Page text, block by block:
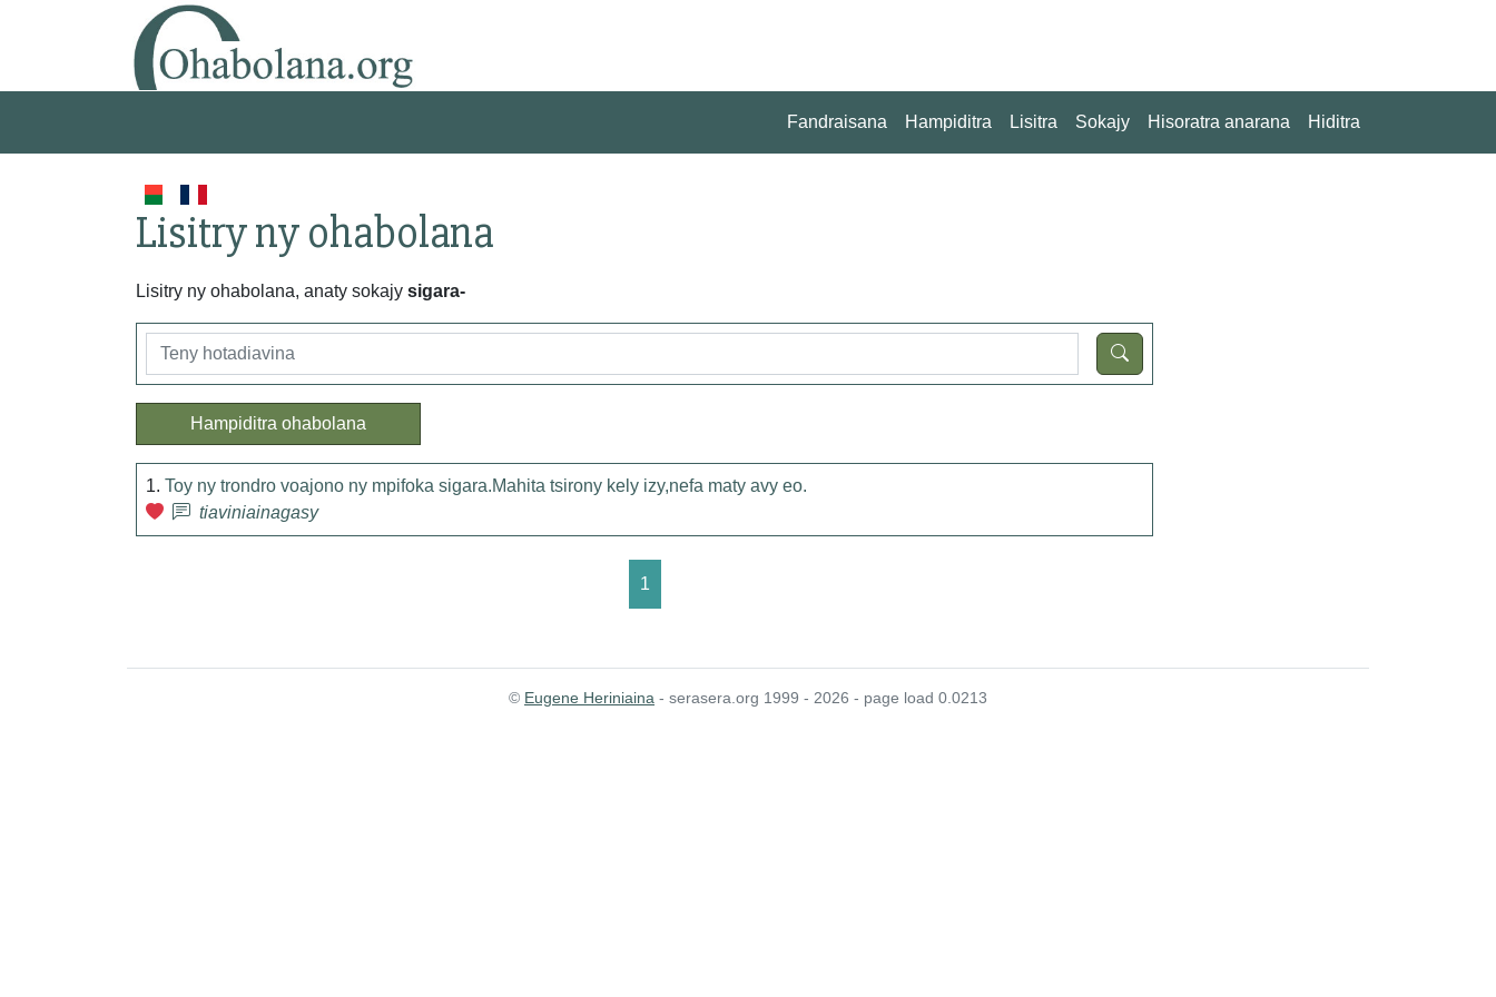
Fandraisana Hampiditra Lisitra Sokajy Hisoratra anarana Hiditra
Lisitry ny ohabolana
Lisitry ny ohabolana, anaty sokajy sigara-
Hampiditra ohabolana
1. Toy ny trondro voajono ny mpifoka sigara.Mahita tsirony kely izy,nefa maty avy eo.
tiaviniainagasy
1
© Eugene Heriniaina - serasera.org 1999 - 2026 - page load 0.0213